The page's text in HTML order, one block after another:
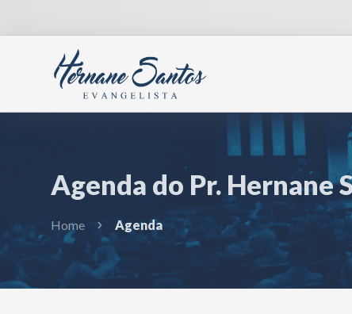
Agenda do Pr. Hernane
Home Agenda